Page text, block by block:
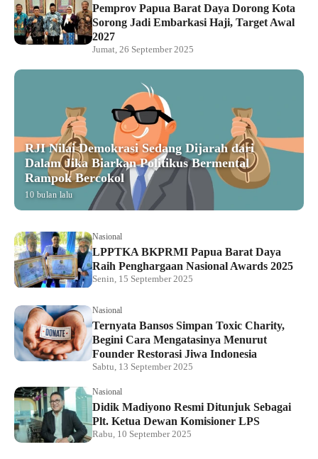
Pemprov Papua Barat Daya Dorong Kota
Sorong Jadi Embarkasi Haji, Target Awal
2027
Jumat, 26 September 2025
RJI Nilai Demokrasi Sedang Dijarah dari
Dalam Jika Biarkan Politikus Bermental
Rampok Bercokol
10 bulan lalu
Nasional
LPPTKA BKPRMI Papua Barat Daya
Raih Penghargaan Nasional Awards 2025
Senin, 15 September 2025
Nasional
Ternyata Bansos Simpan Toxic Charity,
Begini Cara Mengatasinya Menurut
Founder Restorasi Jiwa Indonesia
Sabtu, 13 September 2025
Nasional
Didik Madiyono Resmi Ditunjuk Sebagai
Plt. Ketua Dewan Komisioner LPS
Rabu, 10 September 2025